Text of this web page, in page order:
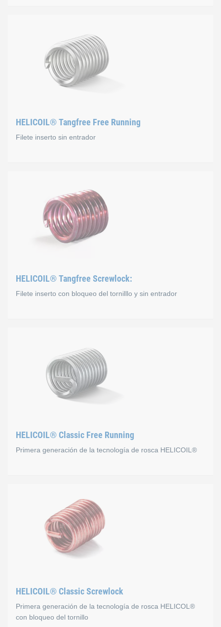
Además, este tipo de filete inserto tiene también un área
Asimismo, los pares de apriete también se pueden adaptar
HELICOIL® Tangfree Free Running
Filete inserto sin entrador
Filetes insertos sin entrador para metales. No necesita un
El HELICOIL® Tangfree Free Running puede montarse e
HELICOIL® Tangfree Screwlock:
Filete inserto con bloqueo del tornilllo y sin entrador
El HELICOIL® Tangfree Screwlock tiene un área de
El HELICOIL® Tangfree Screwlock se utiliza sobre todo en
HELICOIL® Classic Free Running
Primera generación de la tecnología de rosca HELICOIL®
El filete inserto de alambre tiene un perfil rómbico
La dimensión de la rosca ISO cumple con la norma DIN 13
También puede usar el HELICOIL® Classic como versión
HELICOIL® Classic Screwlock
Primera generación de la tecnología de rosca HELICOL®
con bloqueo del tornillo